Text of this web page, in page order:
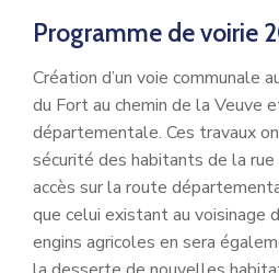
Programme de voirie
Création d’un voie communale
du Fort au chemin de la Veuve
départementale. Ces travaux
sécurité des habitants de la
accès sur la route
que celui existant au voisinage
engins agricoles en sera